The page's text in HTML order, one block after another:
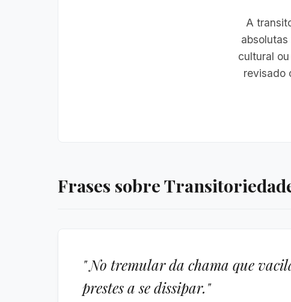
A
cultural
revisado
Frases sobre
" No tremular da chama que
prestes a se dissipar."